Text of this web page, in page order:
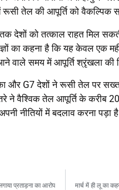
तेल की आपूर्ति को वैकल्पिक
देशों को तत्काल राहत मिल
का कहना है कि यह केवल एक
वाले समय में आपूर्ति श्रृंखला की
और G7 देशों ने रूसी तेल पर
वैश्विक तेल आपूर्ति के करीब 20
नीतियों में बदलाव करना
प्रताड़ना का आरोप मार्च में ही लू का